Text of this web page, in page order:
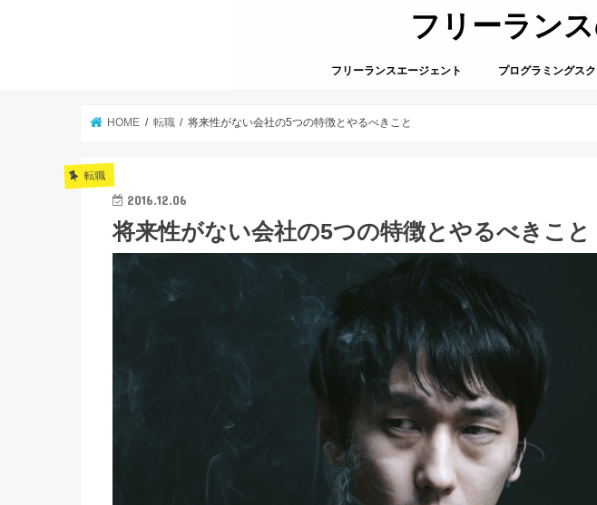
フリーラン
フリーランスエージェント プログラミングス
HOME 転職 将来性がない会社の5つの特徴とやるべきこと
転職
2016.12.06
将来性がない会社の5つの特徴とやるべきこと